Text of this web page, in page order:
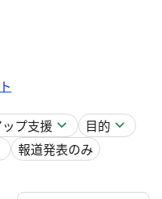
プ支援
目的
報道発表のみ